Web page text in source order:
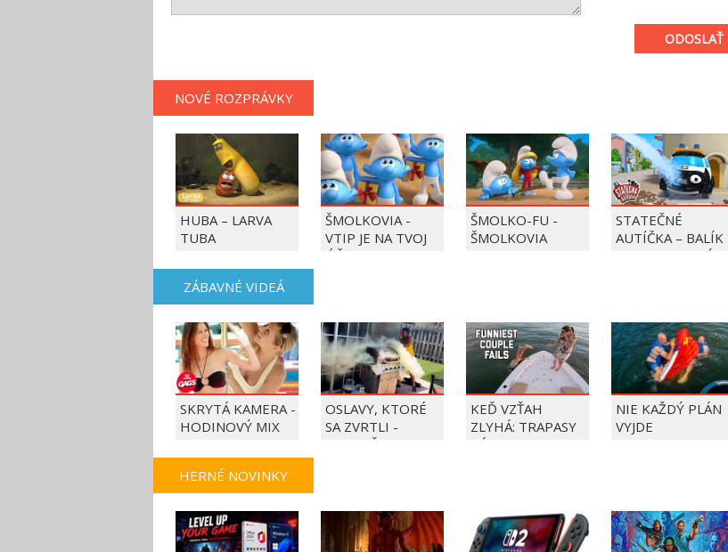
ODOSLAŤ
NOVÉ ROZPRÁVKY
HUBA – LARVA
TUBA
ŠMOLKOVIA -
VTIP JE NA TVOJ
ÚČET
ŠMOLKO-FU -
ŠMOLKOVIA
STATEČNÉ
AUTÍČKA – BALÍK
PIERRE PRECLÍK
ZÁBAVNÉ VIDEÁ
SKRYTÁ KAMERA -
HODINOVÝ MIX
OSLAVY, KTORÉ
SA ZVRTLI -
NAJLEPŠIE
KEĎ VZŤAH
ZLYHÁ: TRAPASY
PÁROV
NIE KAŽDÝ PLÁN
VYJDE
HERNÉ NOVINKY